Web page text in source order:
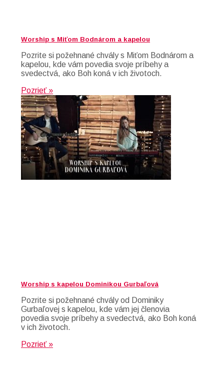
Worship s Miťom Bodnárom a kapelou
Pozrite si požehnané chvály s Miťom Bodnárom a
kapelou, kde vám povedia svoje príbehy a
svedectvá, ako Boh koná v ich životoch.
Pozrieť »
Worship s kapelou Dominikou Gurbaľová
Pozrite si požehnané chvály od Dominiky
Gurbaľovej s kapelou, kde vám jej členovia
povedia svoje príbehy a svedectvá, ako Boh koná
v ich životoch.
Pozrieť »